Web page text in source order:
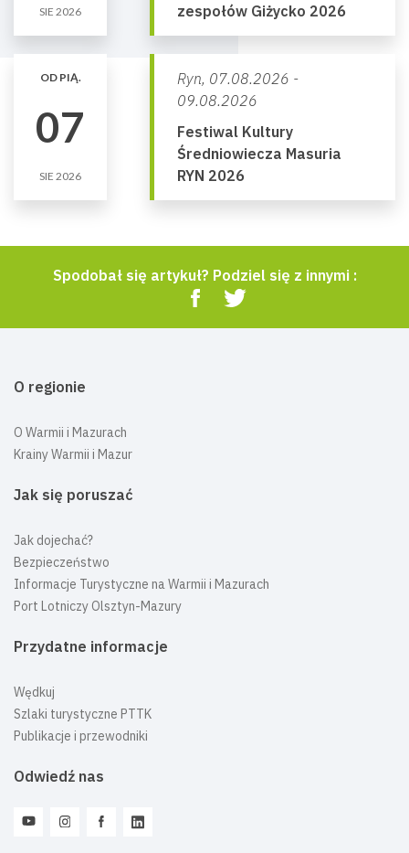
SIE 2026
zespołów Giżycko 2026
OD PIĄ.
07
SIE 2026
Ryn, 07.08.2026 -
09.08.2026
Festiwal Kultury
Średniowiecza Masuria
RYN 2026
Spodobał się artykuł? Podziel się z innymi :
O regionie
O Warmii i Mazurach
Krainy Warmii i Mazur
Jak się poruszać
Jak dojechać?
Bezpieczeństwo
Informacje Turystyczne na Warmii i Mazurach
Port Lotniczy Olsztyn-Mazury
Przydatne informacje
Wędkuj
Szlaki turystyczne PTTK
Publikacje i przewodniki
Odwiedź nas